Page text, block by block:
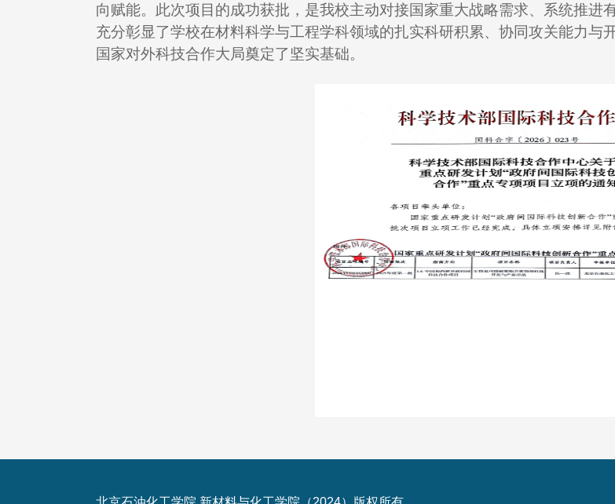
向赋能。此次项目的成功获批，是我校主动对接国家重大战略需求、系统推进
充分彰显了学校在材料科学与工程学科领域的扎实科研积累、协同攻关能力与
国家对外科技合作大局奠定了坚实基础。